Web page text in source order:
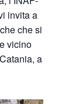
invita a
che si
vicino
a